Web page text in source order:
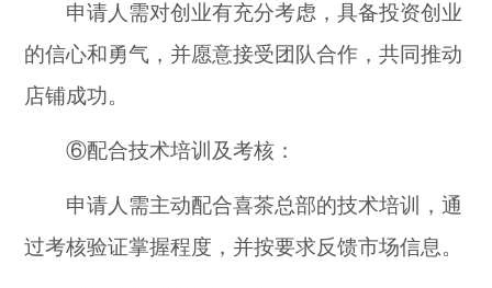
申请人需对创业有充分考虑，具备投资创业
的信心和勇气，并愿意接受团队合作，共同推动
店铺成功。
⑥配合技术培训及考核：
申请人需主动配合喜茶总部的技术培训，通
过考核验证掌握程度，并按要求反馈市场信息。